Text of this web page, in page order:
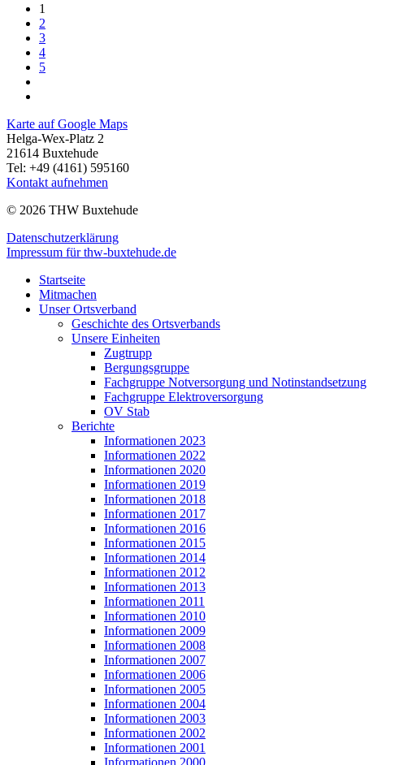
1
2
3
4
5
Karte auf Google Maps
Helga-Wex-Platz 2
21614 Buxtehude
Tel: +49 (4161) 595160
Kontakt aufnehmen
© 2026 THW Buxtehude
Datenschutzerklärung
Impressum für thw-buxtehude.de
Startseite
Mitmachen
Unser Ortsverband
Geschichte des Ortsverbands
Unsere Einheiten
Zugtrupp
Bergungsgruppe
Fachgruppe Notversorgung und Notinstandsetzung
Fachgruppe Elektroversorgung
OV Stab
Berichte
Informationen 2023
Informationen 2022
Informationen 2020
Informationen 2019
Informationen 2018
Informationen 2017
Informationen 2016
Informationen 2015
Informationen 2014
Informationen 2012
Informationen 2013
Informationen 2011
Informationen 2010
Informationen 2009
Informationen 2008
Informationen 2007
Informationen 2006
Informationen 2005
Informationen 2004
Informationen 2003
Informationen 2002
Informationen 2001
Informationen 2000